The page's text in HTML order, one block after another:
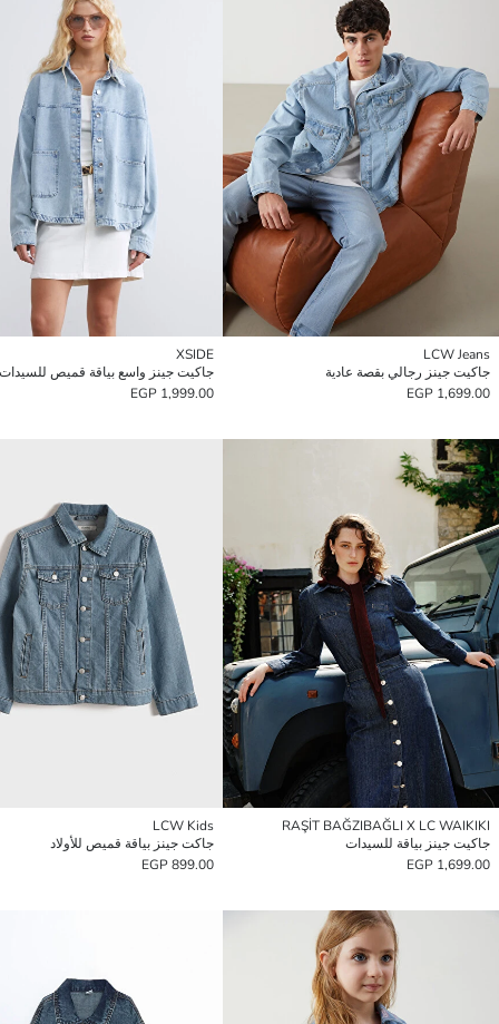
LCW Jeans
جاكيت جينز رجالي بقصة عادية
1,699.00 EGP
XSIDE
جاكيت جينز واسع بياقة قميص للسيدات
1,999.00 EGP
RAŞİT BAĞZIBAĞLI X LC WAIKIKI
جاكيت جينز بياقة للسيدات
1,699.00 EGP
LCW Kids
جاكت جينز بياقة قميص للأولاد
899.00 EGP